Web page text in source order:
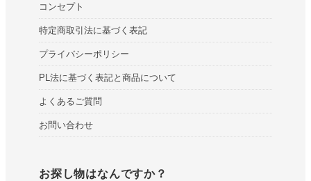
コンセプト
特定商取引法に基づく表記
プライバシーポリシー
PL法に基づく表記と商品について
よくあるご質問
お問い合わせ
お探し物はなんですか？